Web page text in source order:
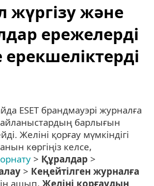
жүргізу және
ережелерді
ESET брандмауэрі журналға
барлығын
Желіні қорғау мүмкіндігі
көргіңіз келсе,
> Құралдар >
> Кеңейтілген журналға
ашып, Желіні қорғаудың